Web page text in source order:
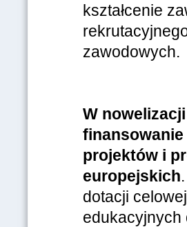
kształcenie
zawodowych.
W
projektów i
europejskich
dotacji
edukacyjnych